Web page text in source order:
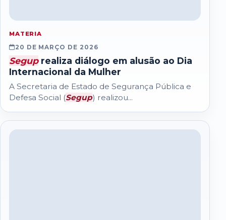
MATERIA
20 DE MARÇO DE 2026
Seguprealiza diálogo em alusão ao Dia
Internacional da Mulher
A Secretaria de Estado de Segurança Pública e
Defesa Social (Segup) realizou...